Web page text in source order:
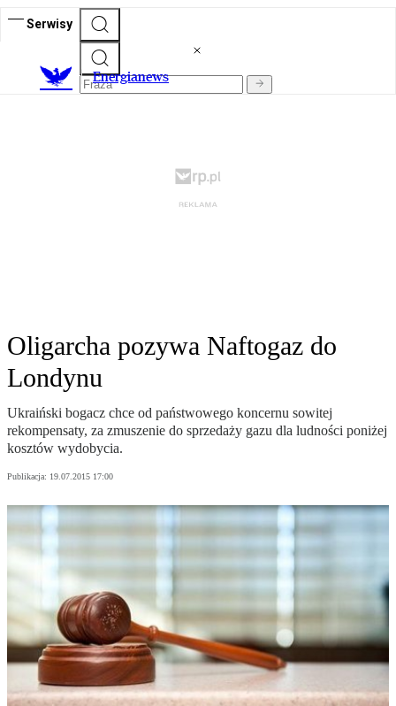
Serwisy
Energianews
Oligarcha pozywa Naftogaz do
Londynu
Ukraiński bogacz chce od państwowego koncernu sowitej
rekompensaty, za zmuszenie do sprzedaży gazu dla ludności poniżej
kosztów wydobycia.
Publikacja: 19.07.2015 17:00